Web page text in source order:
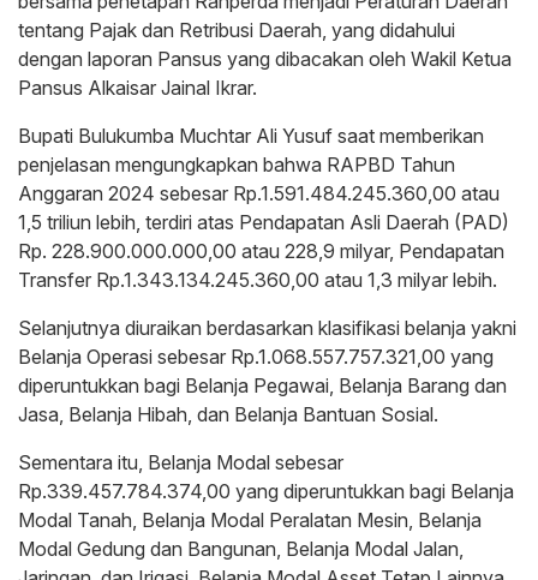
tentang Pajak dan Retribusi Daerah, yang didahului
dengan laporan Pansus yang dibacakan oleh Wakil Ketua
Pansus Alkaisar Jainal Ikrar.
Bupati Bulukumba Muchtar Ali Yusuf saat memberikan
penjelasan mengungkapkan bahwa RAPBD Tahun
Anggaran 2024 sebesar Rp.1.591.484.245.360,00 atau
1,5 triliun lebih, terdiri atas Pendapatan Asli Daerah (PAD)
Rp. 228.900.000.000,00 atau 228,9 milyar, Pendapatan
Transfer Rp.1.343.134.245.360,00 atau 1,3 milyar lebih.
Selanjutnya diuraikan berdasarkan klasifikasi belanja yakni
Belanja Operasi sebesar Rp.1.068.557.757.321,00 yang
diperuntukkan bagi Belanja Pegawai, Belanja Barang dan
Jasa, Belanja Hibah, dan Belanja Bantuan Sosial.
Sementara itu, Belanja Modal sebesar
Rp.339.457.784.374,00 yang diperuntukkan bagi Belanja
Modal Tanah, Belanja Modal Peralatan Mesin, Belanja
Modal Gedung dan Bangunan, Belanja Modal Jalan,